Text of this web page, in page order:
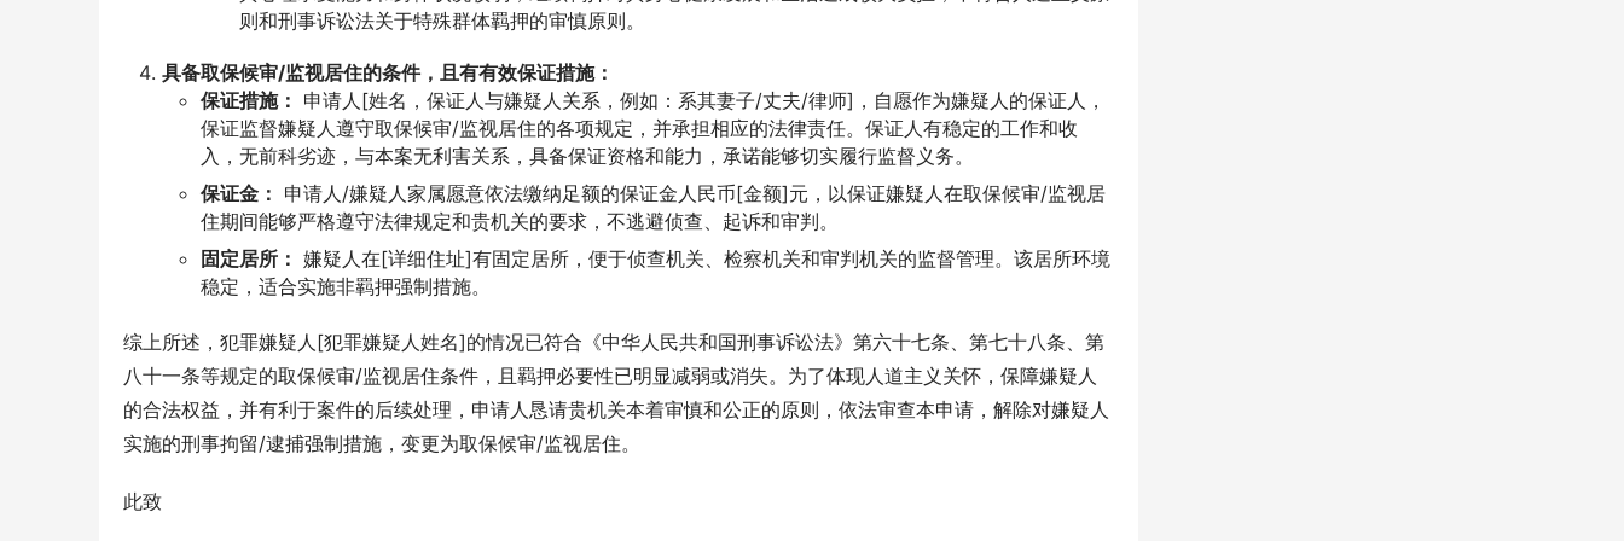
则和刑事诉讼法关于特殊群体羁押的审慎原则。
具备取保候审/监视居住的条件，且有有效保证措施：
保证措施： 申请人[姓名，保证人与嫌疑人关系，例如：系其妻子/丈夫/律师]，自愿作为嫌疑人的保证人，
保证监督嫌疑人遵守取保候审/监视居住的各项规定，并承担相应的法律责任。保证人有稳定的工作和收
入，无前科劣迹，与本案无利害关系，具备保证资格和能力，承诺能够切实履行监督义务。
保证金： 申请人/嫌疑人家属愿意依法缴纳足额的保证金人民币[金额]元，以保证嫌疑人在取保候审/监视居
住期间能够严格遵守法律规定和贵机关的要求，不逃避侦查、起诉和审判。
固定居所： 嫌疑人在[详细住址]有固定居所，便于侦查机关、检察机关和审判机关的监督管理。该居所环境
稳定，适合实施非羁押强制措施。
综上所述，犯罪嫌疑人[犯罪嫌疑人姓名]的情况已符合《中华人民共和国刑事诉讼法》第六十七条、第七十八条、第
八十一条等规定的取保候审/监视居住条件，且羁押必要性已明显减弱或消失。为了体现人道主义关怀，保障嫌疑人
的合法权益，并有利于案件的后续处理，申请人恳请贵机关本着审慎和公正的原则，依法审查本申请，解除对嫌疑人
实施的刑事拘留/逮捕强制措施，变更为取保候审/监视居住。
此致